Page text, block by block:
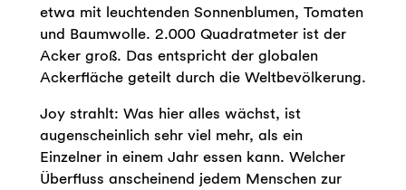
etwa mit leuchtenden Sonnenblumen, Tomaten
und Baumwolle. 2.000 Quadratmeter ist der
Acker groß. Das entspricht der globalen
Ackerfläche geteilt durch die Weltbevölkerung.
Joy strahlt: Was hier alles wächst, ist
augenscheinlich sehr viel mehr, als ein
Einzelner in einem Jahr essen kann. Welcher
Überfluss anscheinend jedem Menschen zur